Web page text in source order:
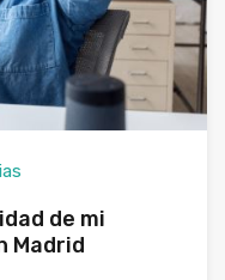
de mi
Madrid